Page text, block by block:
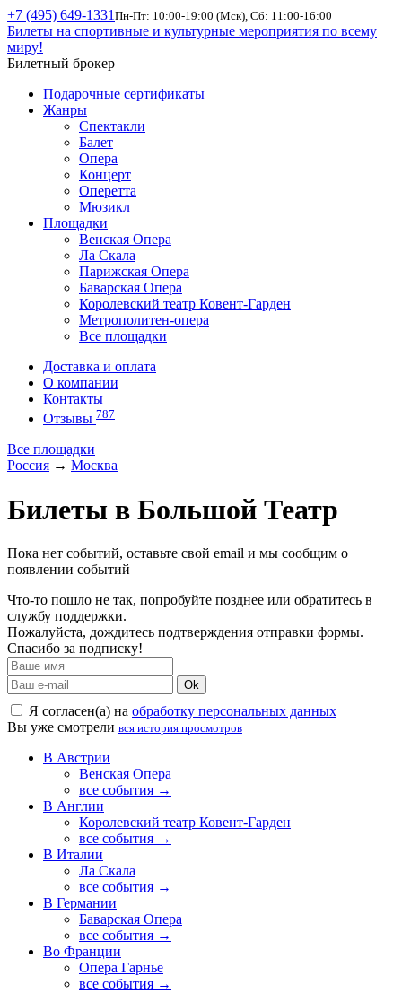
+7 (495) 649-1331 Пн-Пт: 10:00-19:00 (Мск), Сб: 11:00-16:00
Билеты на спортивные и культурные мероприятия по всему
миру!
Билетный брокер
Подарочные сертификаты
Жанры
Спектакли
Балет
Опера
Концерт
Оперетта
Мюзикл
Площадки
Венская Опера
Ла Скала
Парижская Опера
Баварская Опера
Королевский театр Ковент-Гарден
Метрополитен-опера
Все площадки
Доставка и оплата
О компании
Контакты
Отзывы 787
Все площадки
Россия → Москва
Билеты в Большой Театр
Пока нет событий, оставьте свой email и мы сообщим о
появлении событий
Что-то пошло не так, попробуйте позднее или обратитесь в
службу поддержки.
Пожалуйста, дождитесь подтверждения отправки формы.
Спасибо за подписку!
Ok
Я согласен(а) на обработку персональных данных
Вы уже смотрели вся история просмотров
В Австрии
Венская Опера
все события →
В Англии
Королевский театр Ковент-Гарден
все события →
В Италии
Ла Скала
все события →
В Германии
Баварская Опера
все события →
Во Франции
Опера Гарнье
все события →